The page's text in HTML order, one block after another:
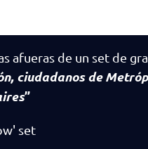
de un set de
ciudadanos de
”
set